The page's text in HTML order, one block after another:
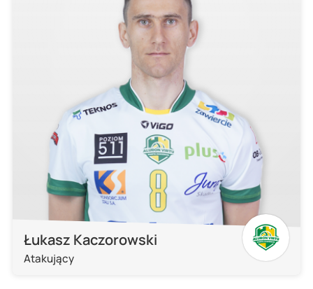
Łukasz Kaczorowski
Atakujący